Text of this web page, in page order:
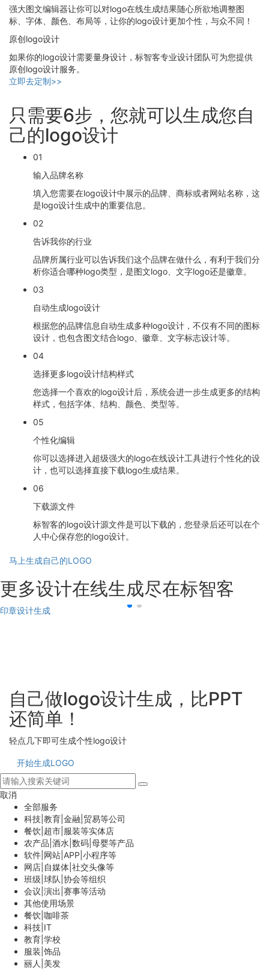
强大图文编辑器让你可以对logo在线生成结果随心所欲地调整图
标、字体、颜色、布局等，让你的logo设计更加个性，与众不同！
原创logo设计
如果你的logo设计需要量身设计，标智客专业设计团队可为您提供
原创logo设计服务。
立即去定制>>
只需要6步，您就可以生成您自
己的logo设计
01
输入品牌名称
填入您需要在logo设计中展示的品牌、商标或者网站名称，这
是logo设计生成中的重要信息。
02
告诉我你的行业
品牌所属行业可以告诉我们这个品牌在做什么，有利于我们分
析你适合哪种logo类型，是图文logo、文字logo还是徽章。
03
自动生成logo设计
根据您的品牌信息自动生成多种logo设计，不仅有不同的图标
设计，也包含图文结合logo、徽章、文字标志设计等。
04
选择更多logo设计结构样式
您选择一个喜欢的logo设计后，系统会进一步生成更多的结构
样式，包括字体、结构、颜色、类型等。
05
个性化编辑
你可以选择进入超级强大的logo在线设计工具进行个性化的设
计，也可以选择直接下载logo生成结果。
06
下载源文件
标智客的logo设计源文件是可以下载的，您登录后还可以在个
人中心保存您的logo设计。
马上生成自己的LOGO
更多设计在线生成尽在标智客
印章设计生成
自己做logo设计生成，比PPT
还简单！
轻点几下即可生成个性logo设计
开始生成LOGO
取消
全部服务
科技|教育|金融|贸易等公司
餐饮|超市|服装等实体店
农产品|酒水|数码|母婴等产品
软件|网站|APP|小程序等
网店|自媒体|社交头像等
班级|球队|协会等组织
会议|演出|赛事等活动
其他使用场景
餐饮|咖啡茶
科技|IT
教育|学校
服装|饰品
丽人|美发